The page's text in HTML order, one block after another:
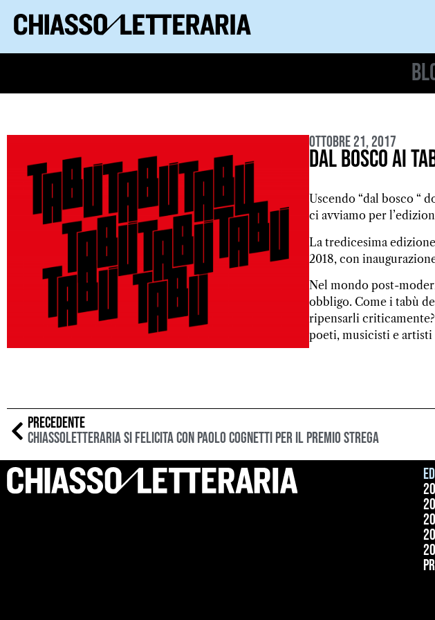
Ottobre 21, 2017
Dal bosco ai
Uscendo “dal bosco “
ci avviamo per
La tredicesima
2018, con
Nel mondo post-
obbligo. Come i tabù
ripensarli
poeti, musicisti e
PRECEDENTE
ChiassoLetteraria si felicita con Paolo Cognetti per il Premio Strega